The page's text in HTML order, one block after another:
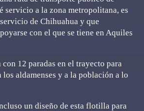
servicio a la zona metropolitana, es
de Chihuahua y que
con el que se tiene en Aquiles
12 paradas en el trayecto para
aldamenses y a la población a lo
un diseño de esta flotilla para